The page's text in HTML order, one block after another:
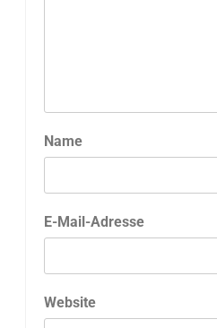
Name
E-Mail-Adresse
Website